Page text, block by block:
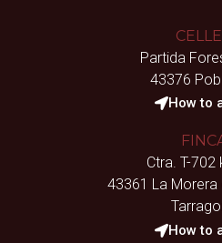
Partida
43376
How to
Ctra. T-702
43361 La Morera
How to